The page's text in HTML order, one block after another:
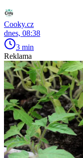
Cooky.cz
dnes, 08:38
3 min
Reklama